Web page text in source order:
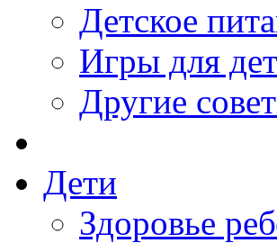
Детское
Игры для
Другие
Дети
Здоровье